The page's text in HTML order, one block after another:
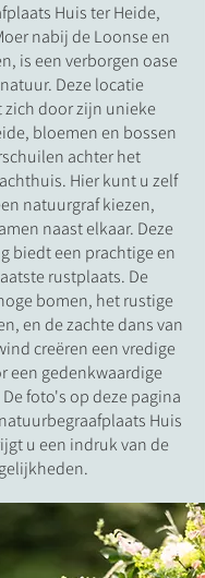
Huis ter Heide,
nabij de Loonse en
is een verborgen oase
Deze locatie
door zijn unieke
bloemen en bossen
achter het
Hier kunt u zelf
natuurgraf kiezen,
naast elkaar. Deze
biedt een prachtige en
rustplaats. De
bomen, het rustige
en de zachte dans van
creëren een vredige
een gedenkwaardige
foto's op deze pagina
Huis
u een indruk van de